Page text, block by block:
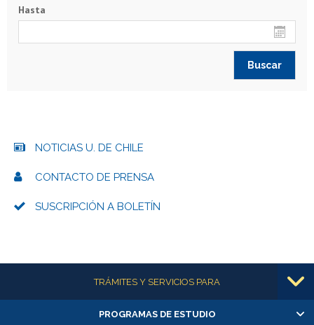
Hasta
NOTICIAS U. DE CHILE
CONTACTO DE PRENSA
SUSCRIPCIÓN A BOLETÍN
Más informaciónTRÁMITES Y SERVICIOS PARA
Alumnas/os y exalumnas/os
PROGRAMAS DE ESTUDIO